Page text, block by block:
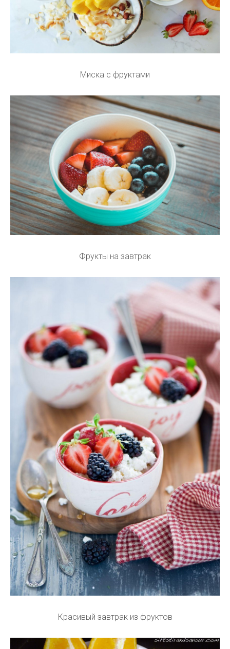
Миска с фруктами
Фрукты на завтрак
Красивый завтрак из фруктов